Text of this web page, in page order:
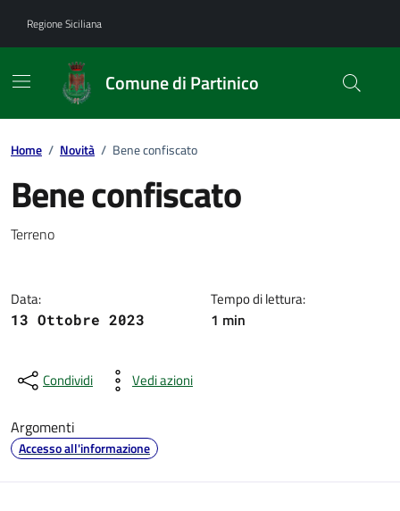
Regione Siciliana
Comune di Partinico
Home / Novità / Bene confiscato
Bene confiscato
Dettagli della notizia
Terreno
Data:
13 Ottobre 2023
Tempo di lettura:
1 min
Condividi Vedi azioni
Argomenti
Accesso all'informazione